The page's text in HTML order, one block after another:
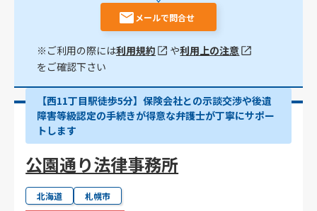
メールで問合せ
※ご利用の際には利用規約 や利用上の注意
をご確認下さい
【西11丁目駅徒歩5分】保険会社との示談交渉や後遺
障害等級認定の手続きが得意な弁護士が丁寧にサポー
トします
公園通り法律事務所
北海道 札幌市